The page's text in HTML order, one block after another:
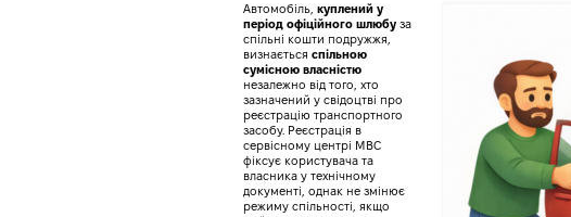
Автомобіль, куплений у
період офіційного шлюбу за
спільні кошти подружжя,
визнається спільною
сумісною власністю
незалежно від того, хто
зазначений у свідоцтві про
реєстрацію транспортного
засобу. Реєстрація в
сервісному центрі МВС
фіксує користувача та
власника у технічному
документі, однак не змінює
режиму спільності, якщо